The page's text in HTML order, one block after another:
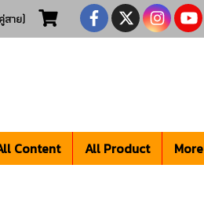
สาย)
Content All Product More